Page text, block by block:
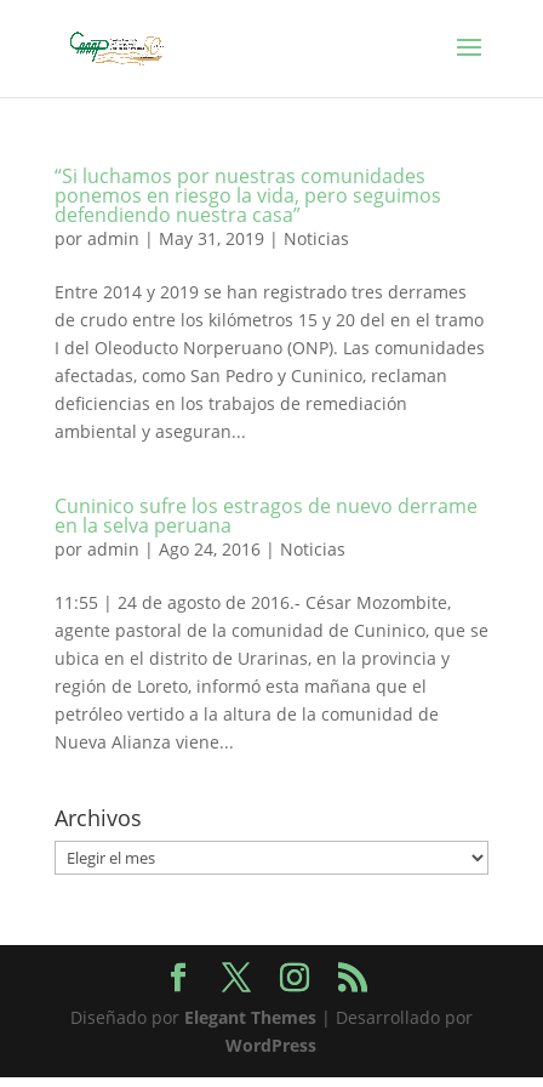
“Si luchamos por nuestras comunidades
ponemos en riesgo la vida, pero seguimos
defendiendo nuestra casa”
por admin | May 31, 2019| Noticias
Entre 2014 y 2019 se han registrado tres derrames
de crudo entre los kilómetros 15 y 20 del en el tramo
I del Oleoducto Norperuano (ONP). Las comunidades
afectadas, como San Pedro y Cuninico, reclaman
deficiencias en los trabajos de remediación
ambiental y aseguran...
Cuninico sufre los estragos de nuevo derrame
en la selva peruana
por admin | Ago 24, 2016| Noticias
11:55 | 24 de agosto de 2016.- César Mozombite,
agente pastoral de la comunidad de Cuninico, que se
ubica en el distrito de Urarinas, en la provincia y
región de Loreto, informó esta mañana que el
petróleo vertido a la altura de la comunidad de
Nueva Alianza viene...
Archivos
Archivos
Diseñado por Elegant Themes| Desarrollado por
WordPress